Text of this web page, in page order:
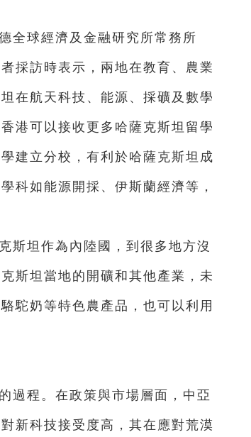
全球經濟及金融研究所常務所
採訪時表示，兩地在教育、農業
在航天科技、能源、採礦及數學
港可以接收更多哈薩克斯坦留學
建立分校，有利於哈薩克斯坦成
科如能源開採、伊斯蘭經濟等，
斯坦作為內陸國，到很多地方沒
斯坦當地的開礦和其他產業，未
駝奶等特色農產品，也可以利用
過程。在政策與市場層面，中亞
新科技接受度高，其在應對荒漠